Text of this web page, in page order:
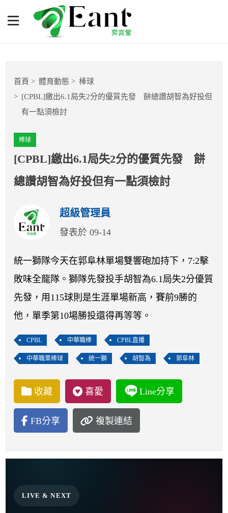
[CPBL]繳出6.1局失2分的優
質先發 餅總讚胡智為好投
籃球
棒球
球隊數據
開賽列表
運彩教學專區
首頁 體育動態
棒球
[CPBL]繳出6.1局失2分的優質先發 餅總讚胡智為好投但
有一點須檢討
棒球
[CPBL]繳出6.1局失2分的優質先發 餅
總讚胡智為好投但有一點須檢討
超級管理員
發表於 09-14
統一獅隊今天在郭阜林單場雙響砲加持下，7:2擊
敗味全龍隊。獅隊先發投手胡智為6.1局失2分優質
先發，用115球則是生涯單場新高，賽前9勝的
他，單季第10場勝投還得再等等。
CPBL 中華職棒 CPBL直播
中華職業棒球 統一獅 胡智為 郭阜林
收藏 喜愛 Line分享
FB分享 複製連結
LIVE & NEXT